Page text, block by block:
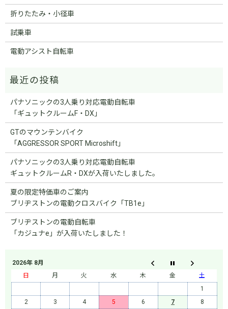
折りたたみ・小径車
試乗車
電動アシスト自転車
パナソニックの3人乗り対応電動自転車
「ギュットクルームF・DX」
GTのマウンテンバイク
「AGGRESSOR SPORT Microshift」
パナソニックの3人乗り対応電動自転車
ギュットクルームR・DXが入荷いたしました。
夏の限定特価車のご案内
ブリヂストンの電動クロスバイク「TB1e」
ブリヂストンの電動自転車
「カジュナe」が入荷いたしました！
2026年 8月
日
月 火 水 木 金
土
1
2
3 4 5 6 7 8